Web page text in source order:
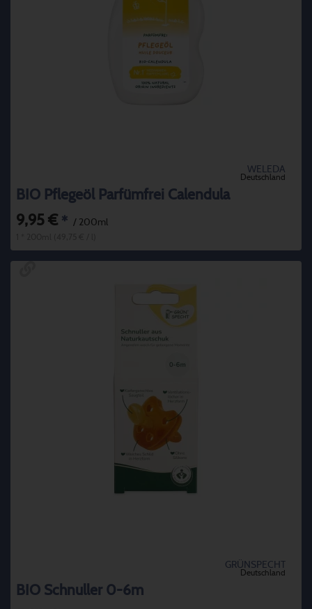
WELEDA
Deutschland
BIO Pflegeöl Parfümfrei Calendula
9,95 € * / 200ml
GRÜNSPECHT
Deutschland
BIO Schnuller 0-6m